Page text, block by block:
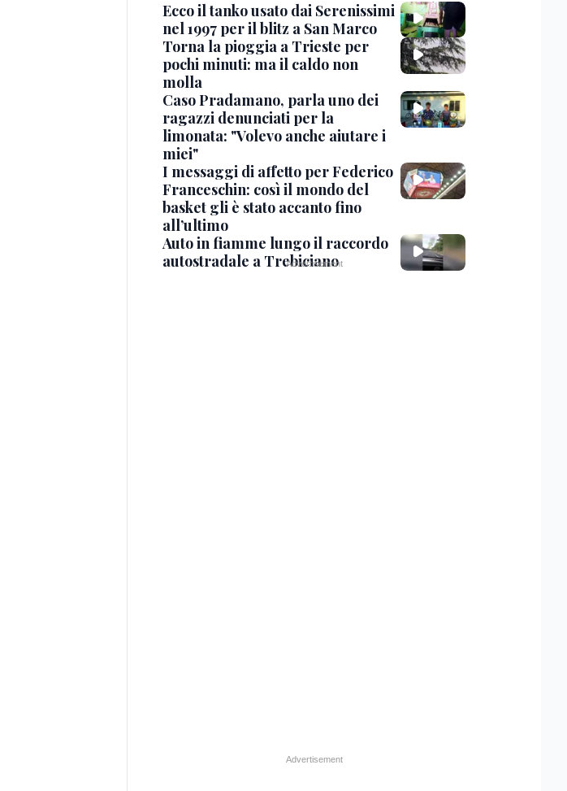
Ecco il tanko usato dai Serenissimi
nel 1997 per il blitz a San Marco
Torna la pioggia a Trieste per
pochi minuti: ma il caldo non
molla
Caso Pradamano, parla uno dei
ragazzi denunciati per la
limonata: "Volevo anche aiutare i
miei"
I messaggi di affetto per Federico
Franceschin: così il mondo del
basket gli è stato accanto fino
all’ultimo
Auto in fiamme lungo il raccordo
autostradale a Trebiciano